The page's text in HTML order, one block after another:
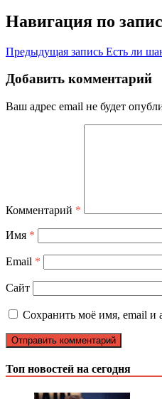
Навигация по
Предыдущая запись Есть ли
Добавить комментарий
Ваш адрес email не будет
Комментарий *
Имя *
Email *
Сайт
Сохранить моё имя, email и
Топ новостей на сегодня